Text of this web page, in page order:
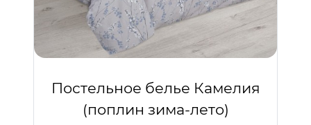
Постельное белье Камелия
(поплин зима-лето)